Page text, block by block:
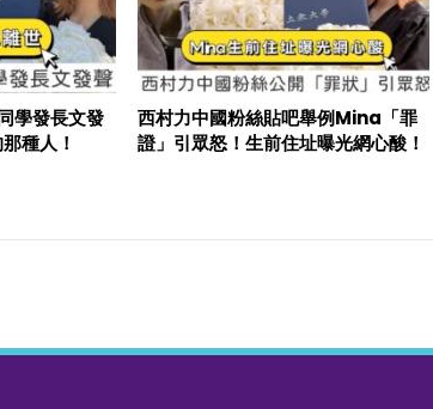
學發長文發
種人！
西村力中國粉絲貼吧舉例Mina「罪
證」引眾怒！生前住址曝光網心酸！